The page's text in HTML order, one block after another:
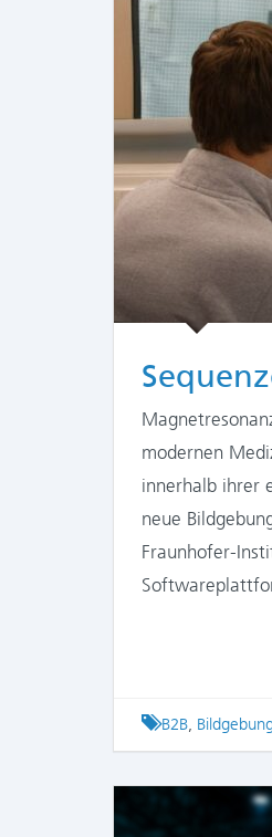
modernen
innerhalb ihrer
neue
Fraunhofer-
Tagged
B2B,